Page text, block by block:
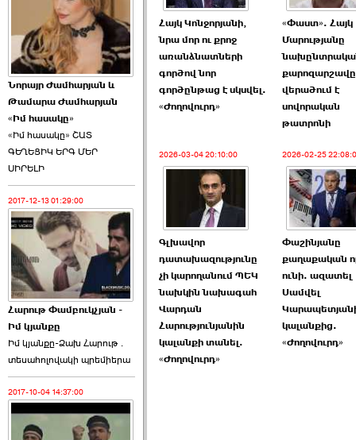
Որպես ընդդիմադիր
ընտրող՝ ›››
Նորայր Ժամհարյան և
Թամարա Ժամհարյան
«Իմ հասակը»
«Իմ հասակը» ՇԱՏ
ԳԵՂԵՑԻԿ ԵՐԳ ՄԵՐ
ՍԻՐԵԼԻ
2017-12-13 01:29:00
Հարութ Փամբուկչյան -
Իմ կյանքը
Իմ կյանքը-Ձախ Հարnւթ․
տեuաhnլnվակի պրեմիերա
2017-10-04 14:37:00
Հայկ Կոնջորյանի,
նրա մոր ու քրոջ
առանձնատների
գործով նոր
գործընթաց է սկսվել.
«Ժողովուրդ»
«Փաստ». Հայկ
Մարությանը
քարոզարշավը
վերածում է
սովորական
թատրոնի
2026-03-04 20:10:00
Գլխավոր
դատախազությունը
չի կարողանում ՊԵԿ
նախկին նախագահ
Վարդան
Հարությունյանին
կալանքի տանել.
«Ժողովուրդ»
2026-02-25
Փաշինյանը
քաղաքական
ունի. ազատել
Սամվել
կալանքից.
«Ժողովուրդ»